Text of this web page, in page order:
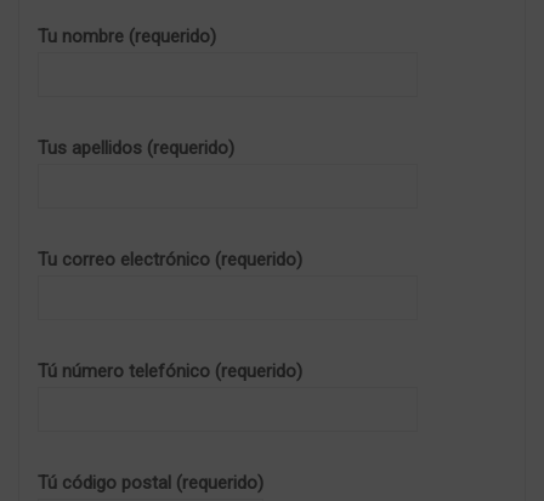
Tu nombre (requerido)
Tus apellidos (requerido)
Tu correo electrónico (requerido)
Tú número telefónico (requerido)
Tú código postal (requerido)